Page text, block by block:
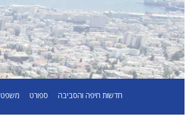
חדשות חיפה והסביבה ספורט משפט